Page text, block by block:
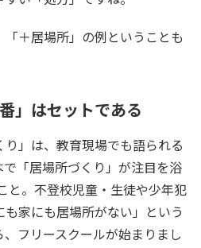
「＋居場所」の例ということも
」はセットである
り」は、教育現場でも語られる
「居場所づくり」が注目を浴
と。不登校児童・生徒や少年犯
家にも居場所がない」という
フリースクールが始まりまし